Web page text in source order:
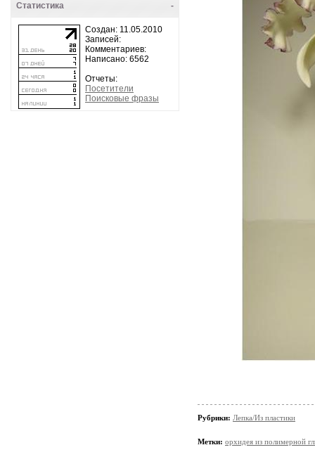
-
Статистика
Создан: 11.05.2010
Записей:
Комментариев:
Написано: 6562
Отчеты:
Посетители
Поисковые фразы
Рубрики: Лепка/Из пластики
Метки: орхидея из полимерной